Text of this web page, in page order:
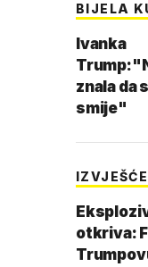
BIJELA
Ivanka
znala da
smije"
IZVJEŠĆE
otkriva: